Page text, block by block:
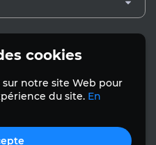
cookies
sur notre site Web pour
du site. En